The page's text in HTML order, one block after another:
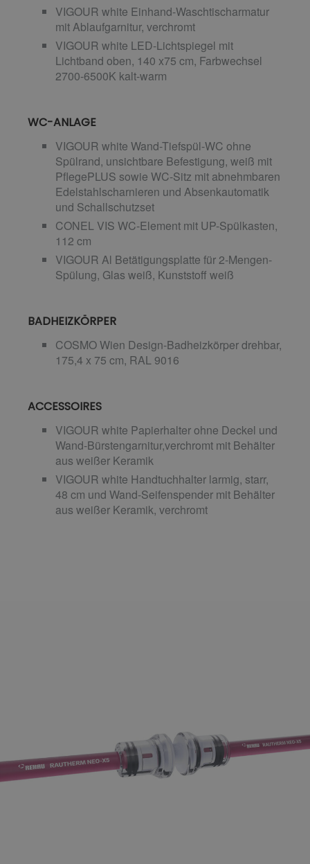
VIGOUR white Einhand-Waschtischarmatur
mit Ablaufgarnitur, verchromt
VIGOUR white LED-Lichtspiegel mit
Lichtband oben, 140 x75 cm, Farbwechsel
2700-6500K kalt-warm
WC-ANLAGE
VIGOUR white Wand-Tiefspül-WC ohne
Spülrand, unsichtbare Befestigung, weiß mit
PflegePLUS sowie WC-Sitz mit abnehmbaren
Edelstahlscharnieren und Absenkautomatik
und Schallschutzset
CONEL VIS WC-Element mit UP-Spülkasten,
112 cm
VIGOUR Al Betätigungsplatte für 2-Mengen-
Spülung, Glas weiß, Kunststoff weiß
BADHEIZKÖRPER
COSMO Wien Design-Badheizkörper drehbar,
175,4 x 75 cm, RAL 9016
ACCESSOIRES
VIGOUR white Papierhalter ohne Deckel und
Wand-Bürstengarnitur,verchromt mit Behälter
aus weißer Keramik
VIGOUR white Handtuchhalter larmig, starr,
48 cm und Wand-Seifenspender mit Behälter
aus weißer Keramik, verchromt